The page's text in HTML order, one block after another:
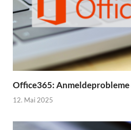
Office365:
12. Mai 2025